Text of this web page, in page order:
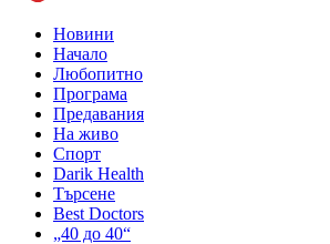
Новини
Начало
Любопитно
Програма
Предавания
На живо
Спорт
Darik Health
Търсене
Best Doctors
„40 до 40“